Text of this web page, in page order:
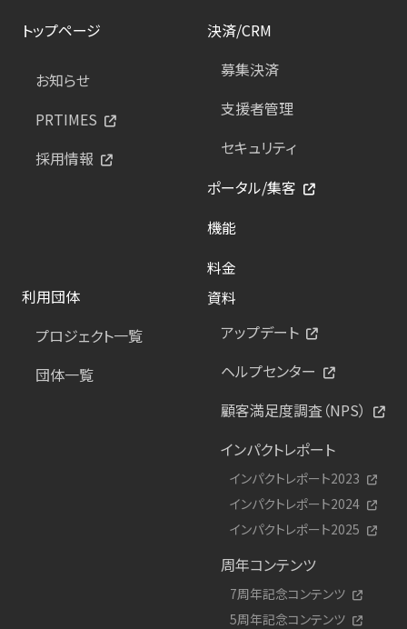
トップページ
お知らせ
PRTIMES
採用情報
決済/CRM
募集決済
支援者管理
セキュリティ
ポータル/集客
機能
料金
利用団体
プロジェクト一覧
団体一覧
資料
アップデート
ヘルプセンター
顧客満足度調査（NPS）
インパクトレポート
インパクトレポート2023
インパクトレポート2024
インパクトレポート2025
周年コンテンツ
7周年記念コンテンツ
5周年記念コンテンツ